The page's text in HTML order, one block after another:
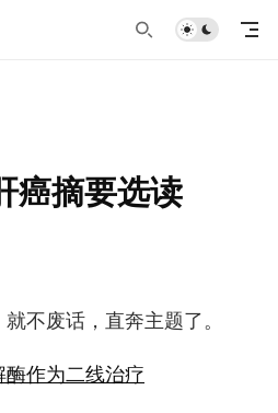
癌摘要选读
不废话，直奔主题了。
作为二线治疗